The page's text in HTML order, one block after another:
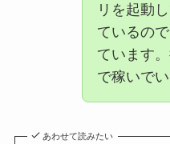
リを起動
ているの
ています
で稼いでい
あわせて読みたい